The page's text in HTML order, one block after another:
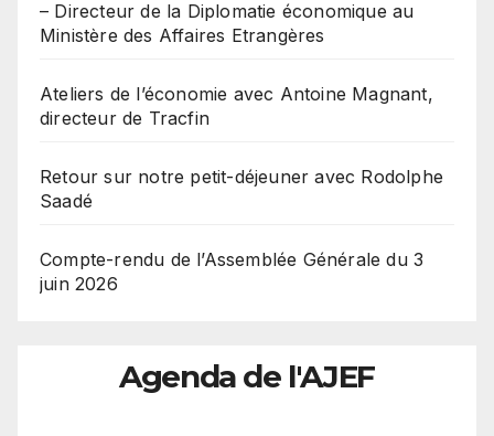
– Directeur de la Diplomatie économique au
Ministère des Affaires Etrangères
Ateliers de l’économie avec Antoine Magnant,
directeur de Tracfin
Retour sur notre petit-déjeuner avec Rodolphe
Saadé
Compte-rendu de l’Assemblée Générale du 3
juin 2026
Agenda de l'AJEF